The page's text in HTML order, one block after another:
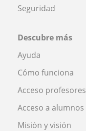
Seguridad
Descubre más
Ayuda
Cómo funciona
Acceso profesores
Acceso a alumnos
Misión y visión